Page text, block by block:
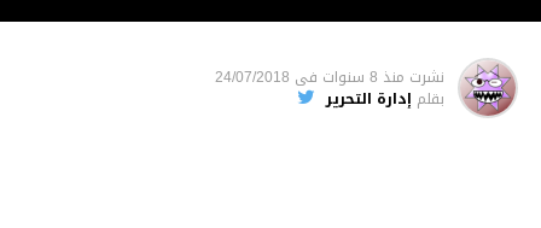
نشرت منذ 8 سنوات فى 24/07/2018
بقلم إدارة التحرير